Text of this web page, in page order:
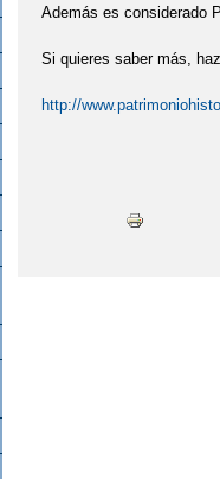
Además es considerado
Si quieres saber más,
http://